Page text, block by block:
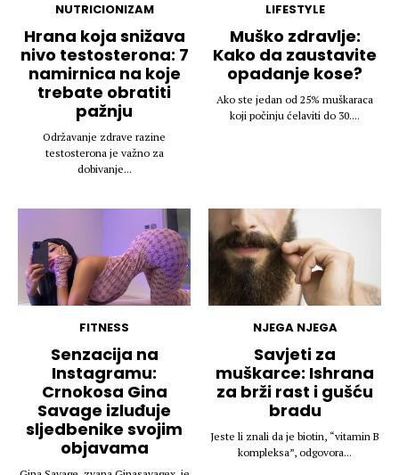
NUTRICIONIZAM
Hrana koja snižava
nivo testosterona: 7
namirnica na koje
trebate obratiti
pažnju
Održavanje zdrave razine
testosterona je važno za
dobivanje...
LIFESTYLE
Muško zdravlje:
Kako da zaustavite
opadanje kose?
Ako ste jedan od 25% muškaraca
koji počinju ćelaviti do 30....
FITNESS
Senzacija na
Instagramu:
Crnokosa Gina
Savage izluđuje
sljedbenike svojim
objavama
NJEGA NJEGA
Savjeti za
muškarce: Ishrana
za brži rast i gušću
bradu
Jeste li znali da je biotin, “vitamin B
kompleksa”, odgovora...